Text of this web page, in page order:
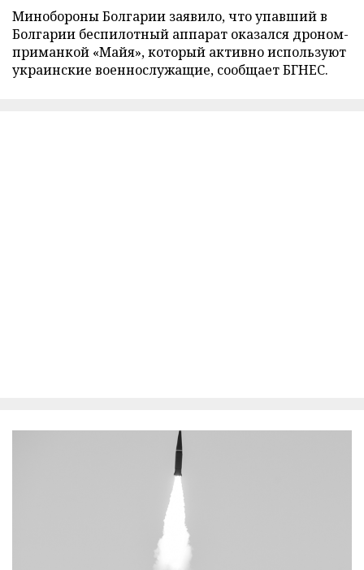
Минобороны Болгарии заявило, что упавший в
Болгарии беспилотный аппарат оказался дроном-
приманкой «Майя», который активно используют
украинские военнослужащие, сообщает БГНЕС.